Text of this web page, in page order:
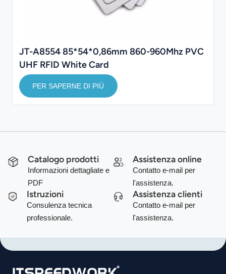
JT-A8554 85*54*0,86mm 860-960Mhz PVC
UHF RFID White Card
PER SAPERNE DI PIÙ
Catalogo prodotti
Informazioni dettagliate e
PDF
Assistenza online
Contatto e-mail per
l'assistenza.
Istruzioni
Consulenza tecnica
professionale.
Assistenza clienti
Contatto e-mail per
l'assistenza.